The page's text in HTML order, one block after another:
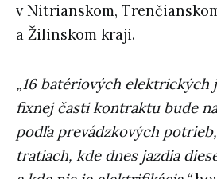
v Nitrianskom,
a Žilinskom kraji.
„16 batériových elektrických
fixnej časti kontraktu bude
podľa prevádzkových
tratiach, kde dnes jazdia